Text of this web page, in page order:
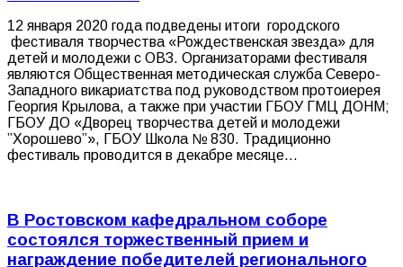
12 января 2020 года подведены итоги городского
фестиваля творчества «Рождественская звезда» для
детей и молодежи с ОВЗ. Организаторами фестиваля
являются Общественная методическая служба Северо-
Западного викариатства под руководством протоиерея
Георгия Крылова, а также при участии ГБОУ ГМЦ ДОНМ;
ГБОУ ДО «Дворец творчества детей и молодежи
”Хорошево”», ГБОУ Школа № 830. Традиционно
фестиваль проводится в декабре месяце…
В Ростовском кафедральном соборе
состоялся торжественный прием и
награждение победителей регионального